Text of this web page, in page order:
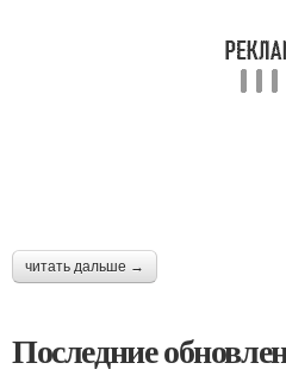
читать дальше →
Последние